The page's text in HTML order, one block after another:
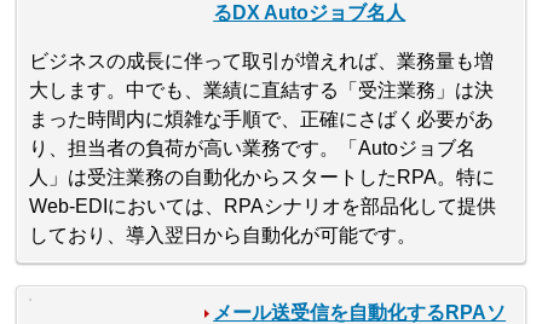
るDX Autoジョブ名人
ビジネスの成長に伴って取引が増えれば、業務量も増
大します。中でも、業績に直結する「受注業務」は決
まった時間内に煩雑な手順で、正確にさばく必要があ
り、担当者の負荷が高い業務です。「Autoジョブ名
人」は受注業務の自動化からスタートしたRPA。特に
Web-EDIにおいては、RPAシナリオを部品化して提供
しており、導入翌日から自動化が可能です。
メール送受信を自動化するRPAソ